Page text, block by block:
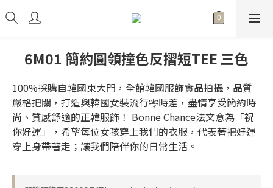
6M01 簡約圓領撞色反摺短TEE 三色
100%採購自韓國東大門，全館韓國服飾實品拍攝，品質
嚴格把關，打造與韓國女裝流行零時差，盡情享受簡約時
尚、質感舒適的正韓服飾！ Bonne Chance法文意為「祝
你好運」，希望每位女孩穿上我們的衣服，代表著把好運
穿上身帶著走；讓我們陪伴你的日常生活。